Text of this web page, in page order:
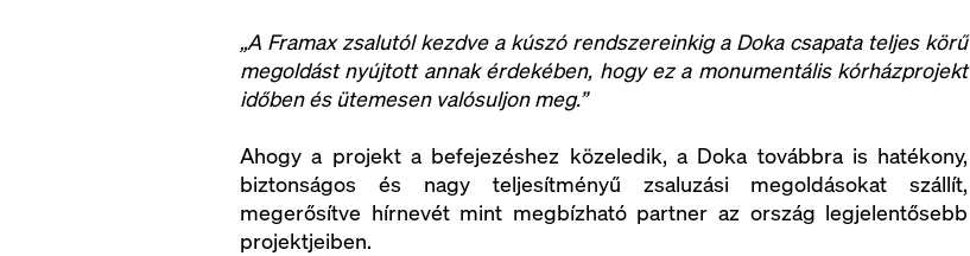
„A Framax zsalutól kezdve a kúszó rendszereinkig a Doka csapata teljes körű
megoldást nyújtott annak érdekében, hogy ez a monumentális kórházprojekt
időben és ütemesen valósuljon meg.”
Ahogy a projekt a befejezéshez közeledik, a Doka továbbra is hatékony,
biztonságos és nagy teljesítményű zsaluzási megoldásokat szállít,
megerősítve hírnevét mint megbízható partner az ország legjelentősebb
projektjeiben.